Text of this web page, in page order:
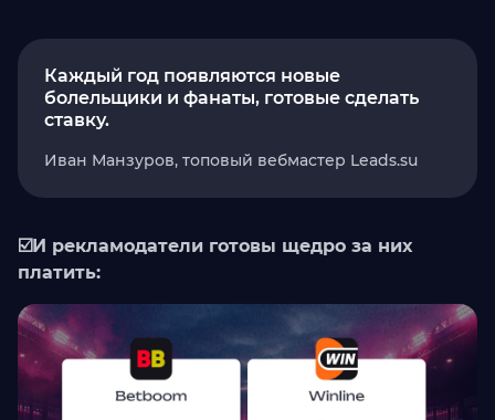
Каждый год появляются новые
болельщики и фанаты, готовые сделать
ставку.
Иван Манзуров, топовый вебмастер Leads.su
☑️И рекламодатели готовы щедро за них
платить: